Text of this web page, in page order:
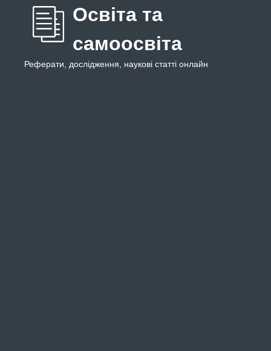
Освіта та
самоосвіта
Реферати, дослідження, наукові статті онлайн